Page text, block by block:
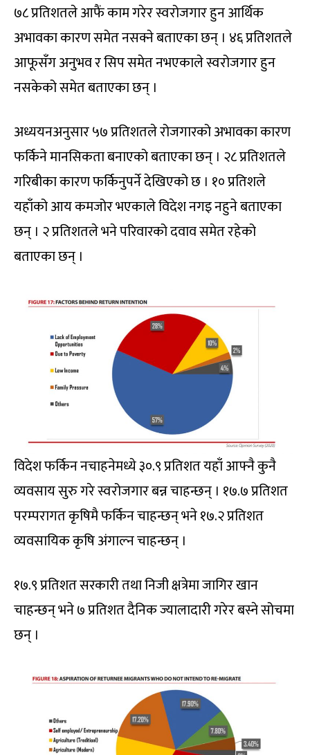
७८ प्रतिशतले आफैं काम गरेर स्वरोजगार हुन आर्थिक
अभावका कारण समेत नसक्ने बताएका छन् । ४६ प्रतिशतले
आफूसँग अनुभव र सिप समेत नभएकाले स्वरोजगार हुन
नसकेको समेत बताएका छन् ।
अध्ययनअनुसार ५७ प्रतिशतले रोजगारको अभावका कारण
फर्किने मानसिकता बनाएको बताएका छन् । २८ प्रतिशतले
गरिबीका कारण फर्किनुपर्ने देखिएको छ । १० प्रतिशले
यहाँको आय कमजोर भएकाले विदेश नगइ नहुने बताएका
छन् । २ प्रतिशतले भने परिवारको दवाव समेत रहेको
बताएका छन् ।
विदेश फर्किन नचाहनेमध्ये ३०.९ प्रतिशत यहाँ आफ्नै कुनै
व्यवसाय सुरु गरे स्वरोजगार बन्न चाहन्छन् । १७.७ प्रतिशत
परम्परागत कृषिमै फर्किन चाहन्छन् भने १७.२ प्रतिशत
व्यवसायिक कृषि अंगाल्न चाहन्छन् ।
१७.९ प्रतिशत सरकारी तथा निजी क्षत्रेमा जागिर खान
चाहन्छन् भने ७ प्रतिशत दैनिक ज्यालादारी गरेर बस्ने सोचमा
छन् ।